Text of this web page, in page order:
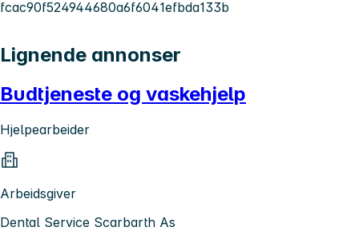
fcac90f524944680a6f6041efbda133b
Lignende annonser
Budtjeneste og vaskehjelp
Hjelpearbeider
Arbeidsgiver
Dental Service Scarbarth As